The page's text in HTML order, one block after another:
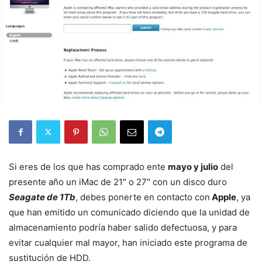
Si eres de los que has comprado ente mayo y julio del
presente año un iMac de 21″ o 27″ con un disco duro
Seagate de 1Tb, debes ponerte en contacto con Apple, ya
que han emitido un comunicado diciendo que la unidad de
almacenamiento podría haber salido defectuosa, y para
evitar cualquier mal mayor, han iniciado este programa de
sustitución de HDD.